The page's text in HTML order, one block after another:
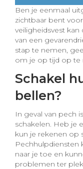
Ben je eenmaal
zichtbaar bent
veiligheidsvest kan
van een
stap te nemen,
om je op tijd op te
Schakel
bellen?
In geval van pech
schakelen. Heb je
kun je rekenen op
Pechhulpdiensten
naar je toe en
problemen ter